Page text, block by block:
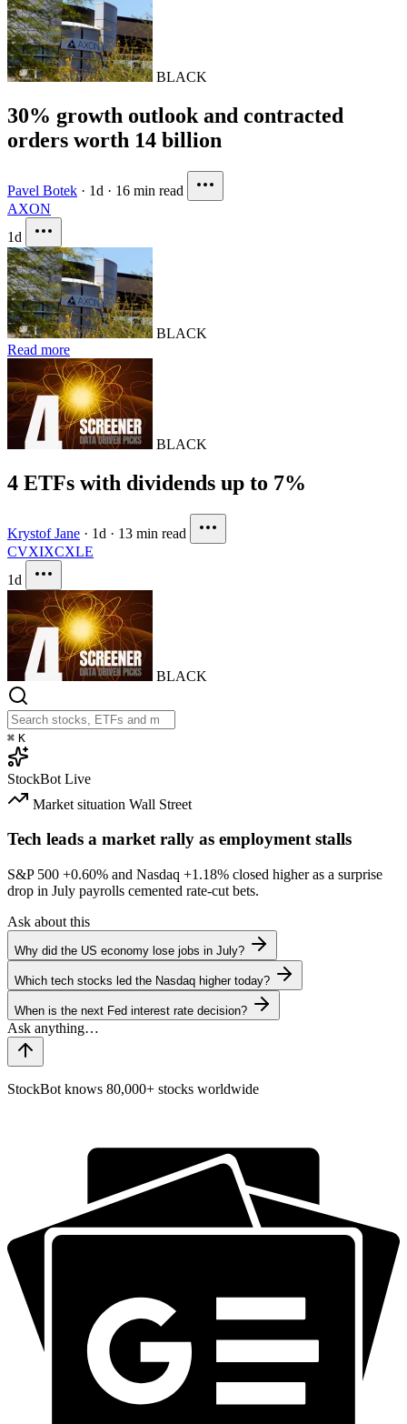
BLACK
30% growth outlook and contracted
orders worth 14 billion
Pavel Botek · 1d · 16 min read
AXON
1d
BLACK
Read more
BLACK
4 ETFs with dividends up to 7%
Krystof Jane · 1d · 13 min read
CVXIXCXLE
1d
BLACK
⌘ K
StockBot Live
Market situation Wall Street
Tech leads a market rally as employment stalls
S&P 500 +0.60% and Nasdaq +1.18% closed higher as a surprise
drop in July payrolls cemented rate-cut bets.
Ask about this
Why did the US economy lose jobs in July?
Which tech stocks led the Nasdaq higher today?
When is the next Fed interest rate decision?
StockBot knows 80,000+ stocks worldwide